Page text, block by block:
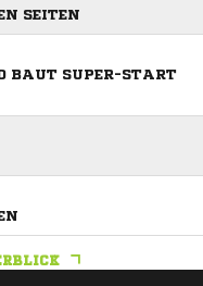
SEITEN
BAUT SUPER-START